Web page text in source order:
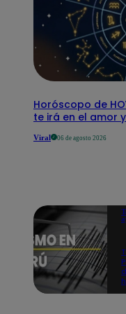
Horóscopo de
te irá en el amor
Viral 06 de agosto 2026